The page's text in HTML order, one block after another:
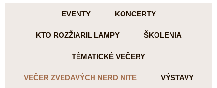
EVENTY KONCERTY
KTO ROZŽIARIL LAMPY ŠKOLENIA
TÉMATICKÉ VEČERY
VEČER ZVEDAVÝCH NERD NITE VÝSTAVY